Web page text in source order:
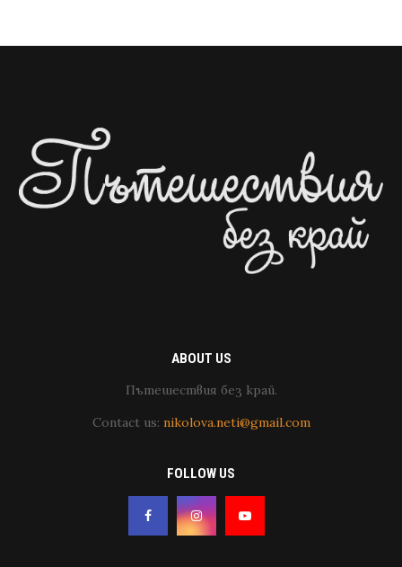
ABOUT US
Пътешествия без край.
Contact us: nikolova.neti@gmail.com
FOLLOW US